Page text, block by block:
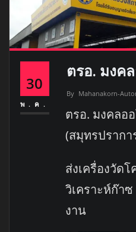
30
พ.ค.
ตรอ. มงค
By Mahanakorn-
ตรอ. มงคลอ
(สมุทรปรากา
ส่งเครื่องวัด
วิเคราะห์ก๊า
งาน